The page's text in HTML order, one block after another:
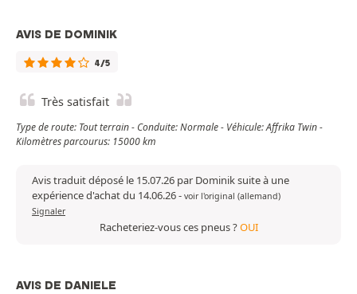
AVIS DE DOMINIK
4/5
Très satisfait
Type de route: Tout terrain - Conduite: Normale - Véhicule: Affrika Twin -
Kilomètres parcourus: 15000 km
Avis traduit déposé le 15.07.26 par Dominik suite à une
expérience d'achat du 14.06.26- voir l'original (allemand)
Signaler
Racheteriez-vous ces pneus ?OUI
AVIS DE DANIELE